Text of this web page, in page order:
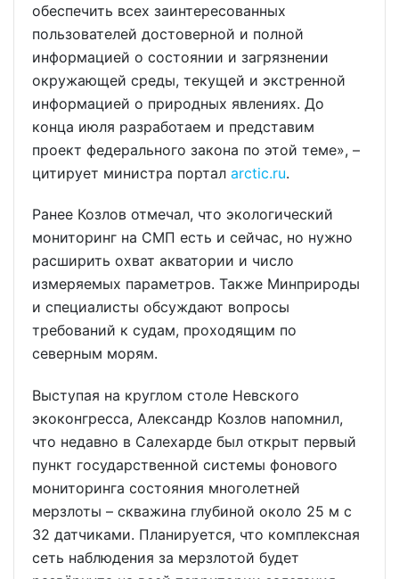
обеспечить всех заинтересованных
пользователей достоверной и полной
информацией о состоянии и загрязнении
окружающей среды, текущей и экстренной
информацией о природных явлениях. До
конца июля разработаем и представим
проект федерального закона по этой теме», –
цитирует министра портал arctic.ru.
Ранее Козлов отмечал, что экологический
мониторинг на СМП есть и сейчас, но нужно
расширить охват акватории и число
измеряемых параметров. Также Минприроды
и специалисты обсуждают вопросы
требований к судам, проходящим по
северным морям.
Выступая на круглом столе Невского
экоконгресса, Александр Козлов напомнил,
что недавно в Салехарде был открыт первый
пункт государственной системы фонового
мониторинга состояния многолетней
мерзлоты – скважина глубиной около 25 м с
32 датчиками. Планируется, что комплексная
сеть наблюдения за мерзлотой будет